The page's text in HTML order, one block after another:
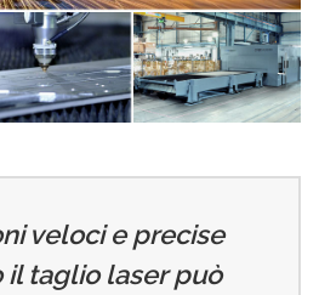
veloci e precise
il taglio laser può